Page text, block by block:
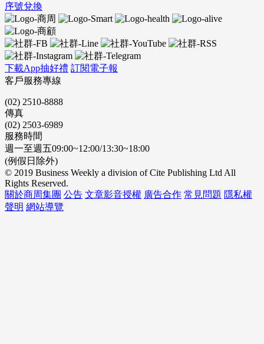
序號兌換
下載App抽好禮 訂閱電子報
客戶服務專線
(02) 2510-8888
傳真
(02) 2503-6989
服務時間
週一至週五09:00~12:00/13:30~18:00
(例假日除外)
© 2019 Business Weekly a division of Cite Publishing Ltd All
Rights Reserved.
關於商周集團 公告 文章影音授權 廣告合作 常見問題 隱私權
聲明 網站導覽